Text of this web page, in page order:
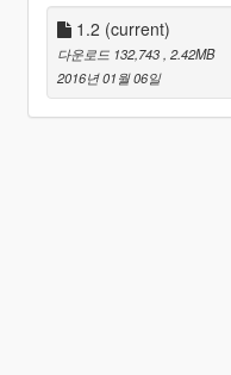
1.2 (current)
다운로드 132,743, 2.42MB
2016년 01월 06일